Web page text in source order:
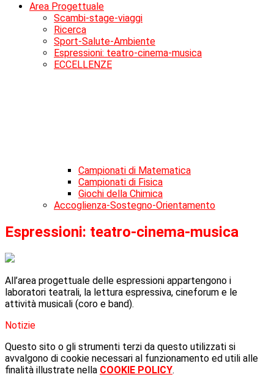
Area Progettuale
Scambi-stage-viaggi
Ricerca
Sport-Salute-Ambiente
Espressioni: teatro-cinema-musica
ECCELLENZE
Campionati di Matematica
Campionati di Fisica
Giochi della Chimica
Accoglienza-Sostegno-Orientamento
Espressioni: teatro-cinema-musica
All’area progettuale delle espressioni appartengono i
laboratori teatrali, la lettura espressiva, cineforum e le
attività musicali (coro e band).
Notizie
Questo sito o gli strumenti terzi da questo utilizzati si
avvalgono di cookie necessari al funzionamento ed utili alle
finalità illustrate nella COOKIE POLICY.